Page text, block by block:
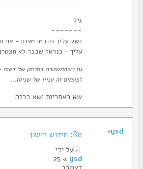
-------
נשק עליך זה כמו מצנח - אם תצטרך
עליך - כנראה שכבר לא תצטרך
גם כשהמשטרה במרחק של דקות -
לפעמים זה עניין של שניות...
שא בְּאחריות ושא ברכה
על ידי
» 25